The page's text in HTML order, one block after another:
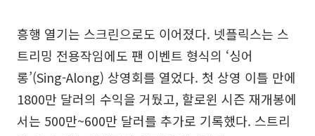
흥행 열기는 스크린으로도 이어졌다. 넷플릭스는 스
트리밍 전용작임에도 팬 이벤트 형식의 ‘싱어
롱’(Sing-Along) 상영회를 열었다. 첫 상영 이틀 만에
1800만 달러의 수익을 거뒀고, 할로윈 시즌 재개봉에
서는 500만~600만 달러를 추가로 기록했다. 스트리